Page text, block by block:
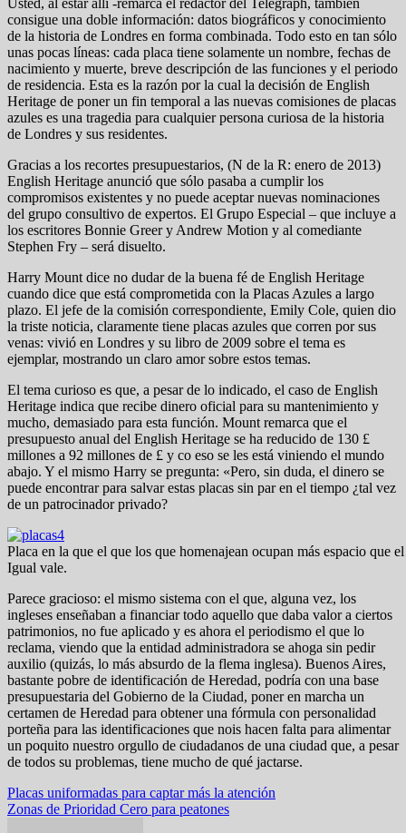
Usted, al estar allí -remarca el redactor del Telegraph, también
consigue una doble información: datos biográficos y conocimiento
de la historia de Londres en forma combinada. Todo esto en tan sólo
unas pocas líneas: cada placa tiene solamente un nombre, fechas de
nacimiento y muerte, breve descripción de las funciones y el periodo
de residencia. Esta es la razón por la cual la decisión de English
Heritage de poner un fin temporal a las nuevas comisiones de placas
azules es una tragedia para cualquier persona curiosa de la historia
de Londres y sus residentes.
Gracias a los recortes presupuestarios, (N de la R: enero de 2013)
English Heritage anunció que sólo pasaba a cumplir los
compromisos existentes y no puede aceptar nuevas nominaciones
del grupo consultivo de expertos. El Grupo Especial – que incluye a
los escritores Bonnie Greer y Andrew Motion y al comediante
Stephen Fry – será disuelto.
Harry Mount dice no dudar de la buena fé de English Heritage
cuando dice que está comprometida con la Placas Azules a largo
plazo. El jefe de la comisión correspondiente, Emily Cole, quien dio
la triste noticia, claramente tiene placas azules que corren por sus
venas: vivió en Londres y su libro de 2009 sobre el tema es
ejemplar, mostrando un claro amor sobre estos temas.
El tema curioso es que, a pesar de lo indicado, el caso de English
Heritage indica que recibe dinero oficial para su mantenimiento y
mucho, demasiado para esta función. Mount remarca que el
presupuesto anual del English Heritage se ha reducido de 130 £
millones a 92 millones de £ y co eso se les está viniendo el mundo
abajo. Y el mismo Harry se pregunta: «Pero, sin duda, el dinero se
puede encontrar para salvar estas placas sin par en el tiempo ¿tal vez
de un patrocinador privado?
Placa en la que el que los que homenajean ocupan más espacio que
Igual vale.
Parece gracioso: el mismo sistema con el que, alguna vez, los
ingleses enseñaban a financiar todo aquello que daba valor a ciertos
patrimonios, no fue aplicado y es ahora el periodismo el que lo
reclama, viendo que la entidad administradora se ahoga sin pedir
auxilio (quizás, lo más absurdo de la flema inglesa). Buenos Aires,
bastante pobre de identificación de Heredad, podría con una base
presupuestaria del Gobierno de la Ciudad, poner en marcha un
certamen de Heredad para obtener una fórmula con personalidad
porteña para las identificaciones que nois hacen falta para alimentar
un poquito nuestro orgullo de ciudadanos de una ciudad que, a pesar
de todos su problemas, tiene mucho de qué jactarse.
Navegación
de
Placas uniformadas para captar más la atención
Zonas de Prioridad Cero para peatones